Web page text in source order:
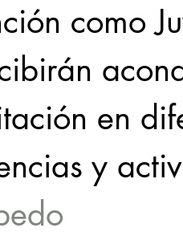
como
en
y